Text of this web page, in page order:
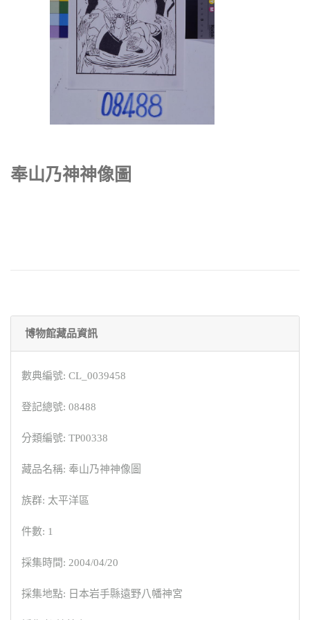
奉山乃神神像圖
博物館藏品資訊
數典編號: CL_0039458
登記總號: 08488
分類編號: TP00338
藏品名稱: 奉山乃神神像圖
族群: 太平洋區
件數: 1
採集時間: 2004/04/20
採集地點: 日本岩手縣遠野八幡神宮